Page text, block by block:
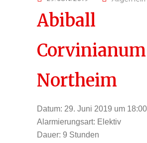
Abiball
Corvinianum
Northeim
Datum: 29. Juni 2019 um
Alarmierungsart: Elektiv
Dauer: 9 Stunden